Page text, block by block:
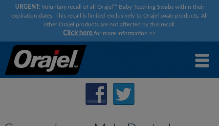
URGENT:Voluntary recall of all Orajel™ Baby Teething Swabs within their
expiration dates. This recall is limited exclusively to Orajel swab products. All
other Orajel products are not affected by this recall.
Click here for more information >>